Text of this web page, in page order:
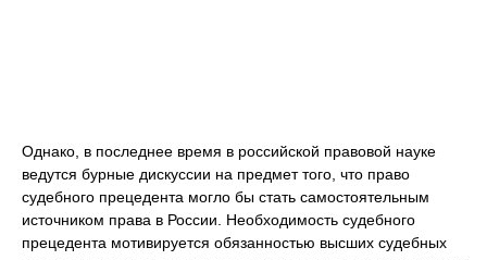
Однако, в последнее время в российской правовой науке
ведутся бурные дискуссии на предмет того, что право
судебного прецедента могло бы стать самостоятельным
источником права в России. Необходимость судебного
прецедента мотивируется обязанностью высших судебных